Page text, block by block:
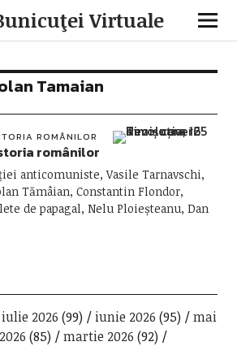
Virtuale
Tamaian
ROMÂNILOR
românilor
anticomuniste, Vasile Tarnavschi,
Tămâian, Constantin Flondor,
de papagal, Nelu Ploieșteanu, Dan
iulie 2026 (99) iunie 2026 (95)
mai
(85) martie 2026 (92)